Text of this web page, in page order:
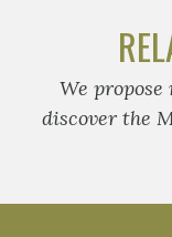
We
discover the